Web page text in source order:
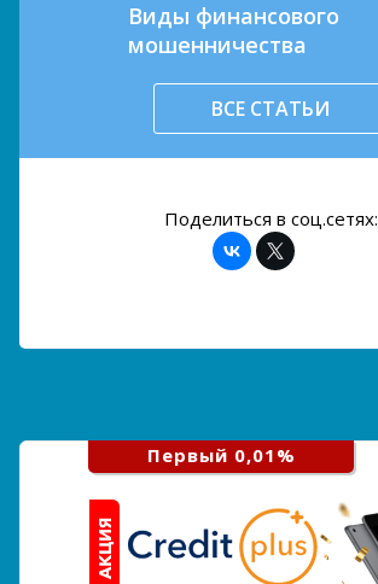
Виды финансового
мошенничества
ВСЕ СТАТЬИ
Поделиться в соц.сетях:
Первый 0,01%